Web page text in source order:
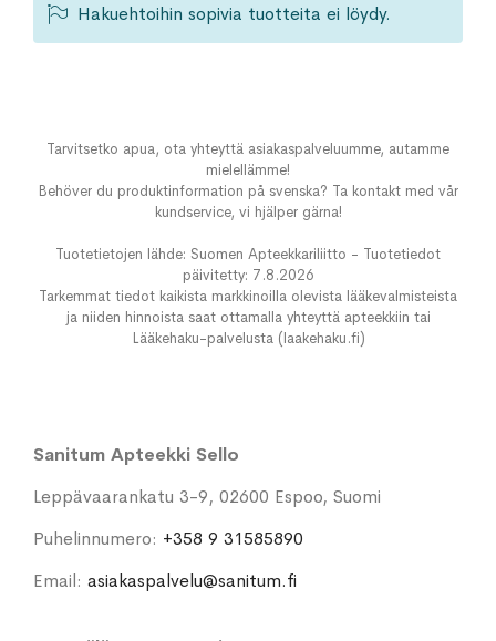
Hakuehtoihin sopivia tuotteita ei löydy.
Tarvitsetko apua, ota yhteyttä asiakaspalveluumme, autamme
mielellämme!
Behöver du produktinformation på svenska? Ta kontakt med vår
kundservice, vi hjälper gärna!
Tuotetietojen lähde: Suomen Apteekkariliitto - Tuotetiedot
päivitetty: 7.8.2026
Tarkemmat tiedot kaikista markkinoilla olevista lääkevalmisteista
ja niiden hinnoista saat ottamalla yhteyttä apteekkiin tai
Lääkehaku-palvelusta (laakehaku.fi)
Sanitum Apteekki Sello
Leppävaarankatu 3-9, 02600 Espoo, Suomi
Puhelinnumero: +358 9 31585890
Email: asiakaspalvelu@sanitum.fi